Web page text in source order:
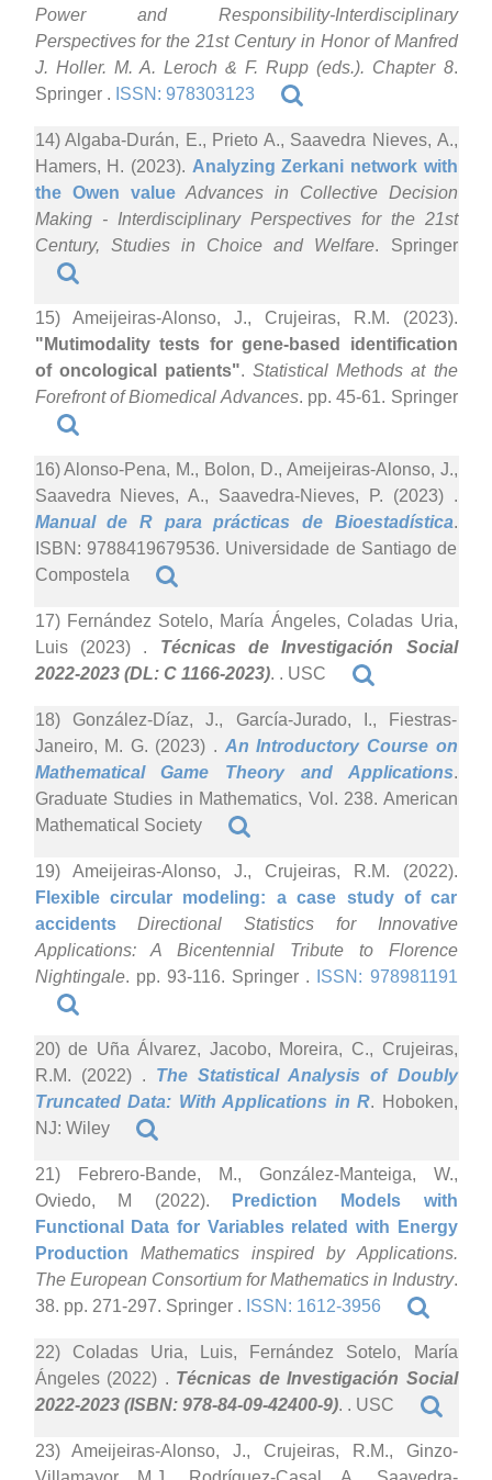
Power and Responsibility-Interdisciplinary
Perspectives for the 21st Century in Honor of Manfred
J. Holler. M. A. Leroch & F. Rupp (eds.). Chapter 8.
Springer . ISSN: 978303123
14) Algaba-Durán, E., Prieto A., Saavedra Nieves, A.,
Hamers, H. (2023). Analyzing Zerkani network with
the Owen valueAdvances in Collective Decision
Making - Interdisciplinary Perspectives for the 21st
Century, Studies in Choice and Welfare. Springer
15) Ameijeiras-Alonso, J., Crujeiras, R.M. (2023).
"Mutimodality tests for gene-based identification
of oncological patients".Statistical Methods at the
Forefront of Biomedical Advances. pp. 45-61. Springer
16) Alonso-Pena, M., Bolon, D., Ameijeiras-Alonso, J.,
Saavedra Nieves, A., Saavedra-Nieves, P. (2023) .
Manual de R para prácticas de Bioestadística.
ISBN: 9788419679536. Universidade de Santiago de
Compostela
17) Fernández Sotelo, María Ángeles, Coladas Uria,
Luis (2023) . Técnicas de Investigación Social
2022-2023 (DL: C 1166-2023). . USC
18) González-Díaz, J., García-Jurado, I., Fiestras-
Janeiro, M. G. (2023) . An Introductory Course on
Mathematical Game Theory and Applications.
Graduate Studies in Mathematics, Vol. 238. American
Mathematical Society
19) Ameijeiras-Alonso, J., Crujeiras, R.M. (2022).
Flexible circular modeling: a case study of car
accidentsDirectional Statistics for Innovative
Applications: A Bicentennial Tribute to Florence
Nightingale. pp. 93-116. Springer . ISSN: 978981191
20) de Uña Álvarez, Jacobo, Moreira, C., Crujeiras,
R.M. (2022) . The Statistical Analysis of Doubly
Truncated Data: With Applications in R. Hoboken,
NJ: Wiley
21) Febrero-Bande, M., González-Manteiga, W.,
Oviedo, M (2022).
Prediction Models with
Functional Data for Variables related with Energy
Production Mathematics inspired by Applications.
The European Consortium for Mathematics in Industry.
38. pp. 271-297. Springer . ISSN: 1612-3956
22) Coladas Uria, Luis, Fernández Sotelo, María
Ángeles (2022) . Técnicas de Investigación Social
2022-2023 (ISBN: 978-84-09-42400-9). . USC
23) Ameijeiras-Alonso, J., Crujeiras, R.M., Ginzo-